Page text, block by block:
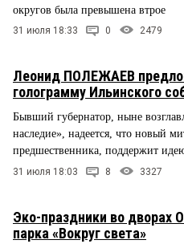
округов была превышена втрое
31 июля 18:33 0 2479
Леонид ПОЛЕЖАЕВ
голограмму Ильинского
Бывший губернатор, ныне
наследие», надеется, что новый
предшественника, поддержит
31 июля 18:03 8 3327
Эко-праздники во дворах
парка «Вокруг света»